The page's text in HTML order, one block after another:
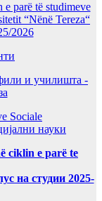
parë të studimeve
“Nënë Tereza“
2026
и училишта -
Sociale
науки
ciklin e parë te
на студии 2025-